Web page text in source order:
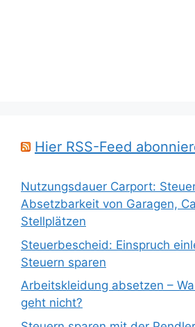
Hier RSS-Feed
Nutzungsdauer Carport:
Absetzbarkeit von Garagen,
Stellplätzen
Steuerbescheid: Einspruch
Steuern sparen
Arbeitskleidung absetzen –
geht nicht?